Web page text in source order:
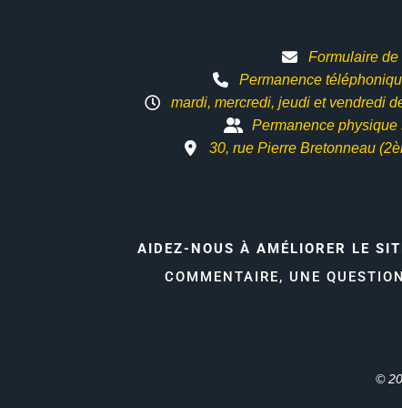
Formulaire de
Permanence
mardi, mercredi, jeudi et vendredi
Permanence physique
30, rue Pierre Bretonneau
AIDEZ-NOUS À AMÉLIORER LE
COMMENTAIRE, UNE
©